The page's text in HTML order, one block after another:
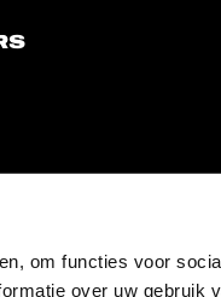
om functies voor
over uw gebruik